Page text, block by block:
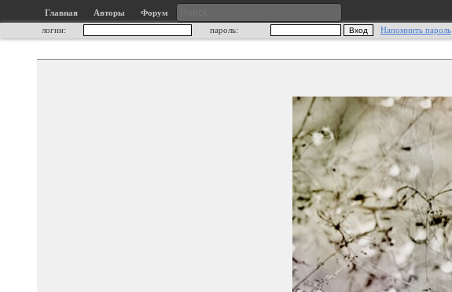
Главная Авторы
Форум
логин:
пароль: Напомнить пароль